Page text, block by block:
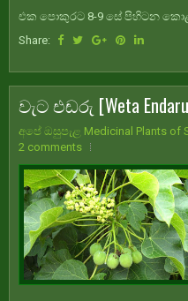
එක පොකුරට 8-9 සේ පිහිටන කොළ
Share:
වැට එඬරු [Weta
අපේ ඔසුපැළ Medicinal Plants of
2 comments